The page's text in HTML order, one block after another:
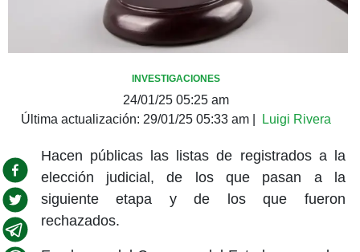
INVESTIGACIONES
24/01/25 05:25 am
Última actualización: 29/01/25 05:33 am Luigi Rivera
Hacen públicas las listas de registrados a la
elección judicial, de los que pasan a la
siguiente etapa y de los que fueron
rechazados.